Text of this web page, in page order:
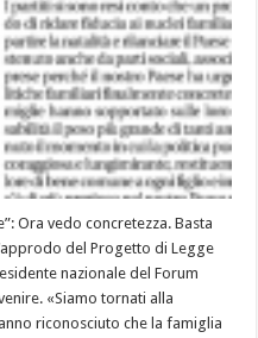
Ora vedo concretezza. Basta
del Progetto di Legge
nazionale del Forum
«Siamo tornati alla
riconosciuto che la famiglia